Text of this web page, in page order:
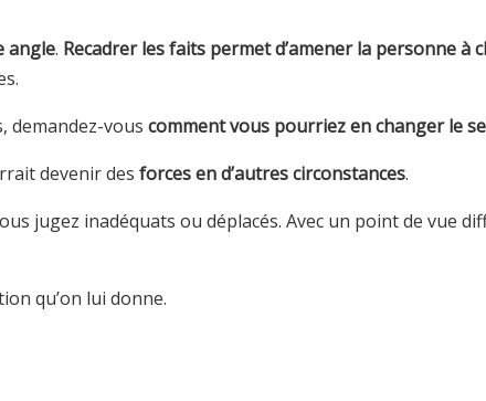
angle. Recadrer les faits permet d’amener la personne à
demandez-vous comment vous pourriez en changer le
devenir des forces en d’autres circonstances.
jugez inadéquats ou déplacés. Avec un point de vue
qu’on lui donne.